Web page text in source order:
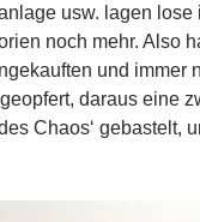
usw. lagen lose
noch mehr. Also
und immer
daraus eine
Chaos‘ gebastelt,